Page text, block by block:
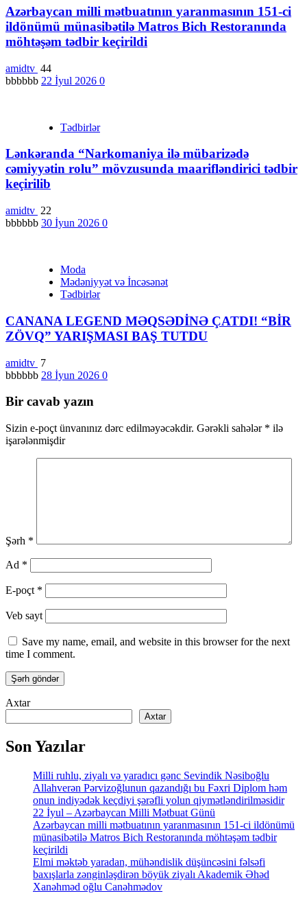
Azərbaycan milli mətbuatının yaranmasının 151-ci
ildönümü münasibətilə Matros Bich Restoranında
möhtəşəm tədbir keçirildi
amidtv 44
bbbbbb 22 İyul 2026 0
Tədbirlər
Lənkəranda “Narkomaniya ilə mübarizədə
cəmiyyətin rolu” mövzusunda maarifləndirici tədbir
keçirilib
amidtv 22
bbbbbb 30 İyun 2026 0
Moda
Mədəniyyət və İncəsənət
Tədbirlər
CANANA LEGEND MƏQSƏDİNƏ ÇATDI! “BİR
ZÖVQ” YARIŞMASI BAŞ TUTDU
amidtv 7
bbbbbb 28 İyun 2026 0
Bir cavab yazın
Sizin e-poçt ünvanınız dərc edilməyəcəkdir. Gərəkli sahələr * ilə
işarələnmişdir
Şərh *
Ad *
E-poçt *
Veb sayt
Save my name, email, and website in this browser for the next
time I comment.
Axtar
Axtar
Son Yazılar
Milli ruhlu, ziyalı və yaradıcı gənc Sevindik Nəsiboğlu
Allahverən Pərvizoğlunun qazandığı bu Fəxri Diplom həm
onun indiyədək keçdiyi şərəfli yolun qiymətləndirilməsidir
22 İyul – Azərbaycan Milli Mətbuat Günü
Azərbaycan milli mətbuatının yaranmasının 151-ci ildönümü
münasibətilə Matros Bich Restoranında möhtəşəm tədbir
keçirildi
Elmi məktəb yaradan, mühəndislik düşüncəsini fəlsəfi
baxışlarla zənginləşdirən böyük ziyalı Akademik Əhəd
Xanəhməd oğlu Canəhmədov